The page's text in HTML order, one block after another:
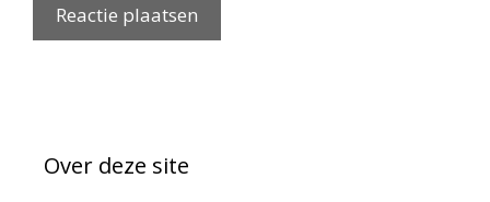
Over deze site